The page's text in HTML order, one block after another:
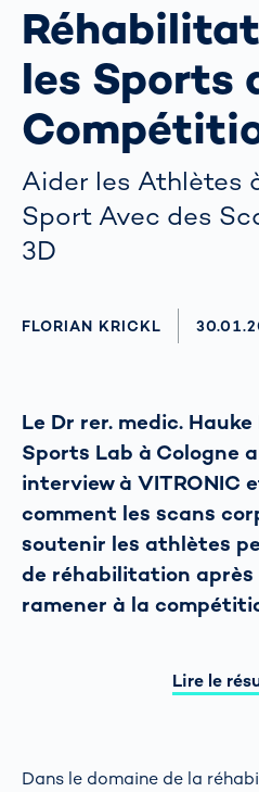
les Sports
Aider les Athlètes
Sport Avec des
3D
AUTHOR
FLORIAN KRICKL
Le Dr rer. medic.
Sports Lab à Cologne
interview à VITRONIC
comment les scans
soutenir les athlètes
de réhabilitation après
ramener à la
Lire le
Dans le domaine de la